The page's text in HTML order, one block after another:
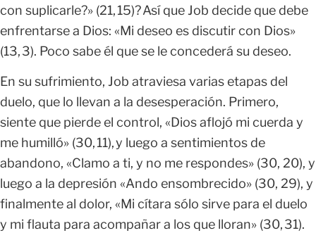
con suplicarle?» (21, 15)? Así que Job decide que debe
enfrentarse a Dios: «Mi deseo es discutir con Dios»
(13, 3). Poco sabe él que se le concederá su deseo.
En su sufrimiento, Job atraviesa varias etapas del
duelo, que lo llevan a la desesperación. Primero,
siente que pierde el control, «Dios aflojó mi cuerda y
me humilló» (30, 11), y luego a sentimientos de
abandono, «Clamo a ti, y no me respondes» (30, 20), y
luego a la depresión «Ando ensombrecido» (30, 29), y
finalmente al dolor, «Mi cítara sólo sirve para el duelo
y mi flauta para acompañar a los que lloran» (30, 31).